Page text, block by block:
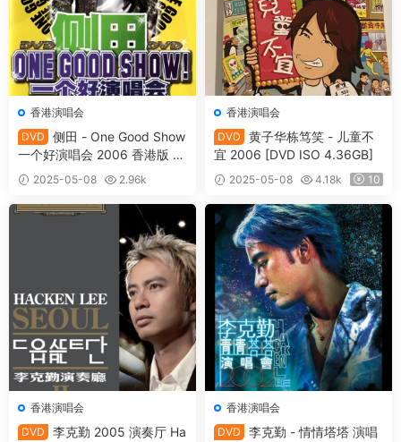
香港演唱会
DVD
侧田 - One Good Show
一个好演唱会 2006 香港版 卡
拉OK 双碟 [DVD ISO 13.6GB]
2025-05-08
2.96k
香港演唱会
DVD
黄子华栋笃笑 - 儿童不
宜 2006 [DVD ISO 4.36GB]
2025-05-08 4.18k 10
香港演唱会
DVD
李克勤 2005 演奏厅 Ha
香港演唱会
DVD
李克勤 - 情情塔塔 演唱